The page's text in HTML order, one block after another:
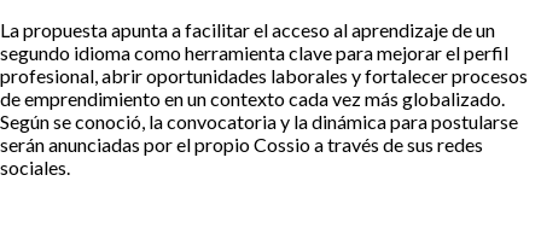
La propuesta apunta a facilitar el acceso al aprendizaje de un
segundo idioma como herramienta clave para mejorar el perfil
profesional, abrir oportunidades laborales y fortalecer procesos
de emprendimiento en un contexto cada vez más globalizado.
Según se conoció, la convocatoria y la dinámica para postularse
serán anunciadas por el propio Cossio a través de sus redes
sociales.